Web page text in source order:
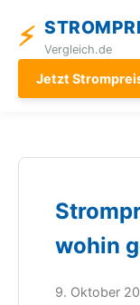
⚡ Vergleich.de
Jetzt
wohin
9. Oktober